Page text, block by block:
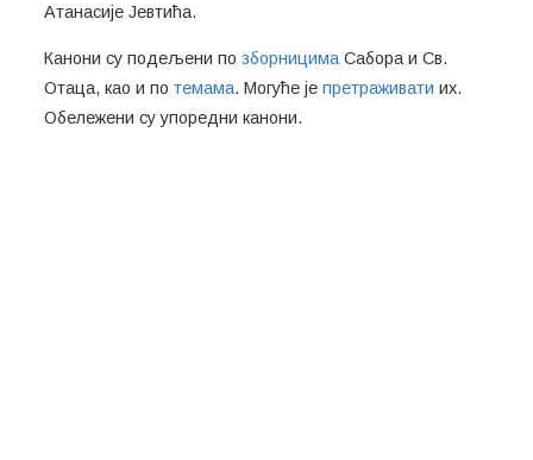
Атанасије Јевтића.
Канони су подељени позборницима Сабора и Св.
Отаца, као и потемама. Могуће јепретраживати их.
Обележени су упоредни канони.